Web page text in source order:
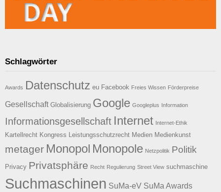
Schlagwörter
Awards Datenschutz eu Facebook Freies Wissen Förderpreise
Gesellschaft Globalisierung Google Googleplus Information
Informationsgesellschaft Internet Internet-Ethik
Kartellrecht Kongress Leistungsschutzrecht Medien Medienkunst
metager Monopol Monopole Netzpolitik Politik
Privacy Privatsphäre Recht Regulierung Street View suchmaschine
Suchmaschinen SuMa-eV SuMa Awards